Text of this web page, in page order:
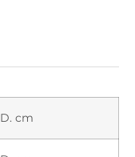
cm